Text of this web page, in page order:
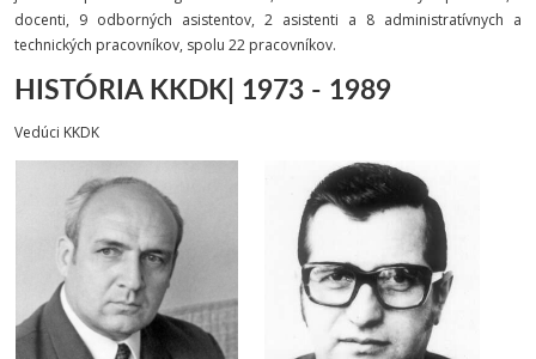
docenti, 9 odborných asistentov, 2 asistenti a 8 administratívnych a
technických pracovníkov, spolu 22 pracovníkov.
HISTÓRIA KKDK| 1973 - 1989
Vedúci KKDK